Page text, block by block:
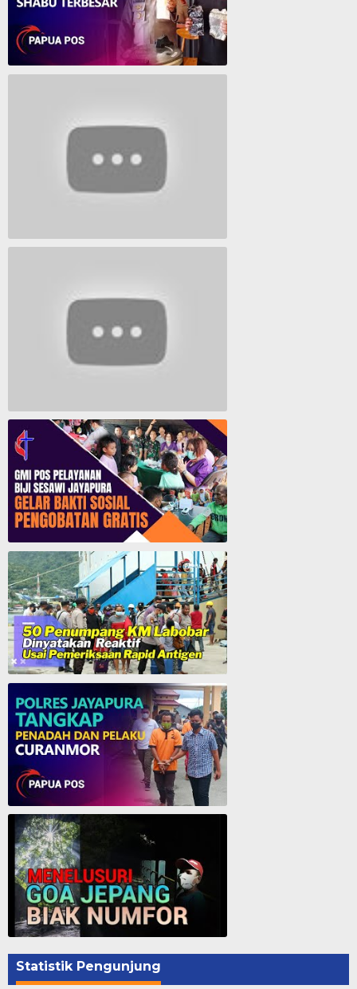
Polresta Jayapura Berhasil ungkap jaringan peredaran shabu terbesar
Lagu Timur yang Paling 2022
Lagu Rohani Tanpa Iklan - Lagu Pujian dan Penyembahan Paskah 2022
GMI Pos Pelayanan Biji Sesawi Jayapura Gelar Bakti Sosial Pengobatan Umum Gratis
50 Penumpang KM. Labobar Dinyatakan Reaktif Usai Pemeriksaan Rapid Antigen
Polres Jayapura Tangkap Penadah dan Pelaku Curanmor - Papua Pos
Statistik Pengunjung